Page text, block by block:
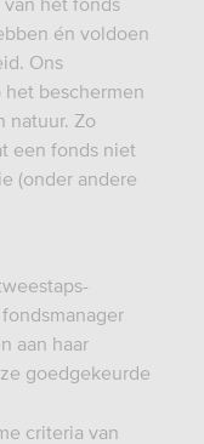
én voldoen
Ons
beschermen
natuur. Zo
een fonds niet
(onder andere
aan haar
goedgekeurde
criteria van